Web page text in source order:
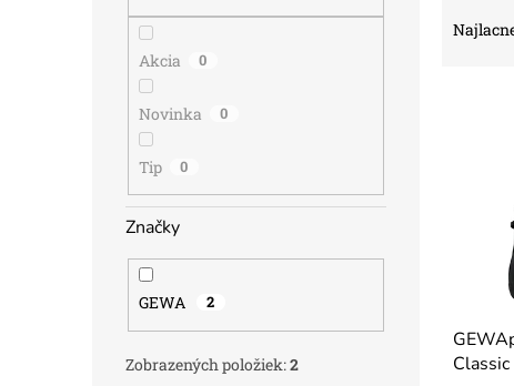
Akcia 0
Novinka 0
Tip 0
Značky
GEWA 2
Zobrazených položiek:2